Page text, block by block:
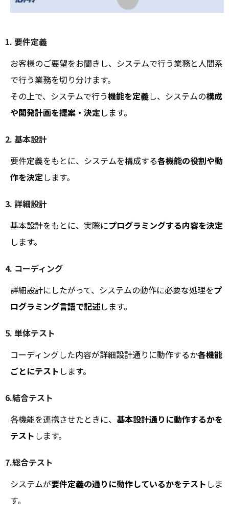
1. 要件定義
お客様のご要望をお聞きし、システムで行う業務と人間系
で行う業務を切り分けます。
その上で、システムで行う機能を定義し、システムの構成
や開発計画を提案・決定します。
2. 基本設計
要件定義をもとに、システムを構成する各機能の役割や動
作を決定します。
3. 詳細設計
基本設計をもとに、実際にプログラミングする内容を決定
します。
4. コーディング
詳細設計にしたがって、システムの動作に必要な処理をプ
ログラミング言語で記述します。
5. 単体テスト
コーディングした内容が詳細設計通りに動作するか各機能
ごとにテスト します。
6.結合テスト
各機能を連携させたときに、 基本設計通りに動作するかを
テスト します。
7.総合テスト
システムが要件定義の通りに動作しているかをテスト しま
す。